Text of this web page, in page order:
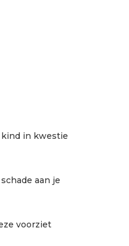
kind in kwestie
aan je
voorziet